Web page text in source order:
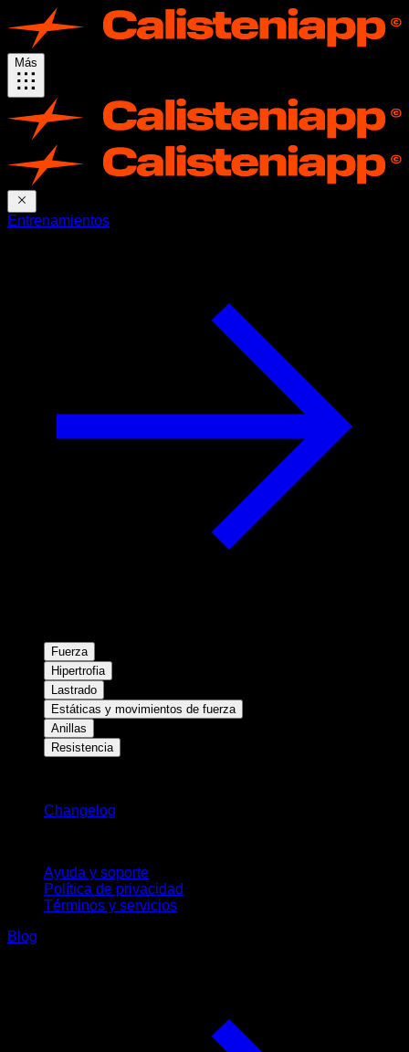
Más
Entrenamientos
Fuerza
Hipertrofia
Lastrado
Estáticas y movimientos de fuerza
Anillas
Resistencia
Changelog
Ayuda y soporte
Política de privacidad
Términos y servicios
Blog